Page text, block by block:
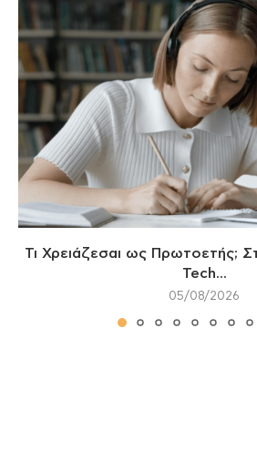
Τι Χρειάζεσαι ως Πρωτοετής;
Tech...
05/08/2026